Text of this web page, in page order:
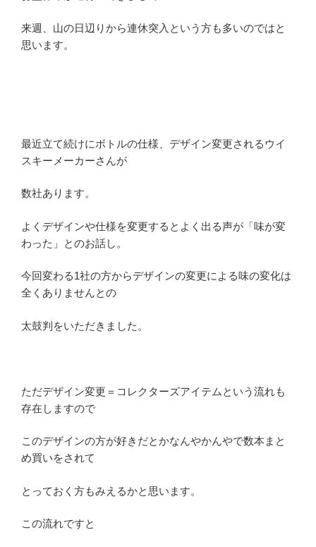
来週、山の日辺りから連休突入という方も多いのではと
思います。
最近立て続けにボトルの仕様、デザイン変更されるウイ
スキーメーカーさんが
数社あります。
よくデザインや仕様を変更するとよく出る声が「味が変
わった」とのお話し。
今回変わる1社の方からデザインの変更による味の変化は
全くありませんとの
太鼓判をいただきました。
ただデザイン変更＝コレクターズアイテムという流れも
存在しますので
このデザインの方が好きだとかなんやかんやで数本まと
め買いをされて
とっておく方もみえるかと思います。
この流れですと